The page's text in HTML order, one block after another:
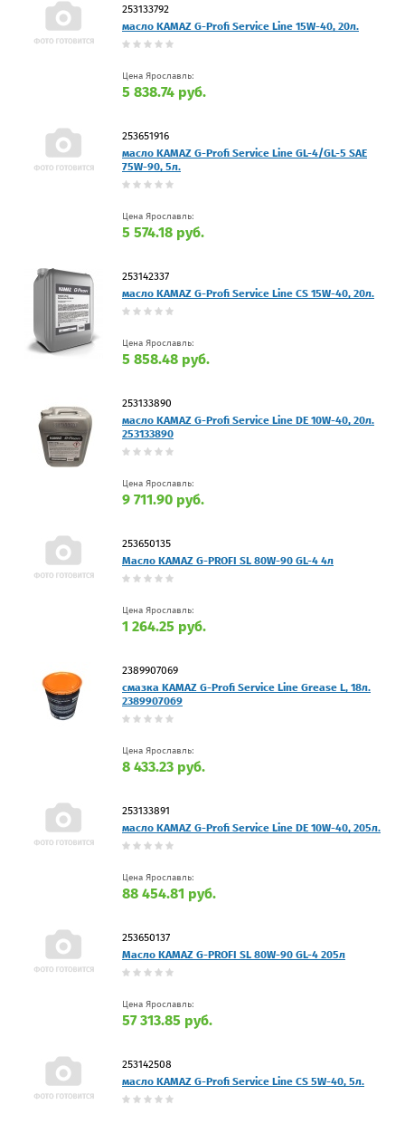
253133792
масло KAMAZ G-Profi Service Line 15W-40, 20л.
Цена Ярославль:
5 838.74 руб.
253651916
масло KAMAZ G-Profi Service Line GL-4/GL-5 SAE
75W-90, 5л.
Цена Ярославль:
5 574.18 руб.
253142337
масло KAMAZ G-Profi Service Line CS 15W-40, 20л.
Цена Ярославль:
5 858.48 руб.
253133890
масло KAMAZ G-Profi Service Line DE 10W-40, 20л.
253133890
Цена Ярославль:
9 711.90 руб.
253650135
Масло KAMAZ G-PROFI SL 80W-90 GL-4 4л
Цена Ярославль:
1 264.25 руб.
2389907069
смазка KAMAZ G-Profi Service Line Grease L, 18л.
2389907069
Цена Ярославль:
8 433.23 руб.
253133891
масло KAMAZ G-Profi Service Line DE 10W-40, 205л.
Цена Ярославль:
88 454.81 руб.
253650137
Масло KAMAZ G-PROFI SL 80W-90 GL-4 205л
Цена Ярославль:
57 313.85 руб.
253142508
масло KAMAZ G-Profi Service Line CS 5W-40, 5л.